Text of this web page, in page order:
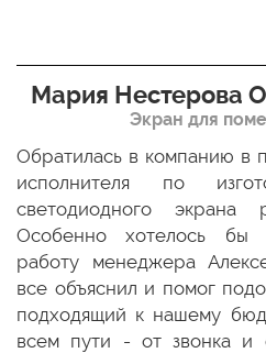
Мария Нестерова
Экран для
Обратилась в компанию в
исполнителя по
светодиодного экрана
Особенно хотелось бы
работу менеджера
все объяснил и помог
подходящий к нашему
всем пути - от звонка и